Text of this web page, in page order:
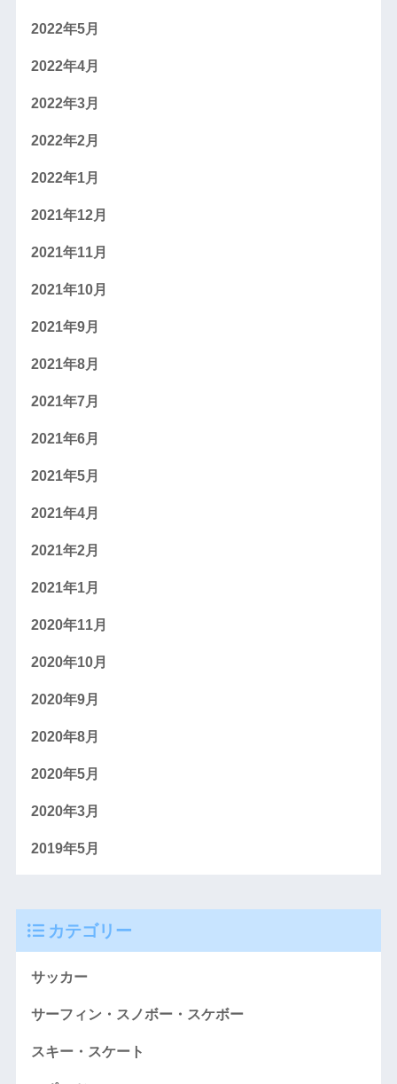
2022年5月
2022年4月
2022年3月
2022年2月
2022年1月
2021年12月
2021年11月
2021年10月
2021年9月
2021年8月
2021年7月
2021年6月
2021年5月
2021年4月
2021年2月
2021年1月
2020年11月
2020年10月
2020年9月
2020年8月
2020年5月
2020年3月
2019年5月
カテゴリー
サッカー
サーフィン・スノボー・スケボー
スキー・スケート